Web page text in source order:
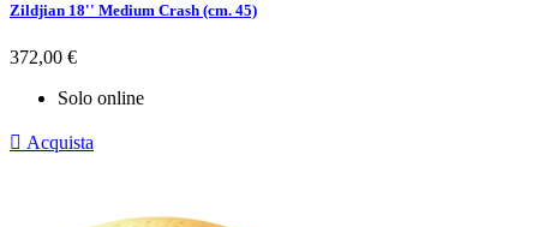
Zildjian 18'' Medium Crash (cm. 45)
Prezzo
372,00 €
Solo online
 Acquista